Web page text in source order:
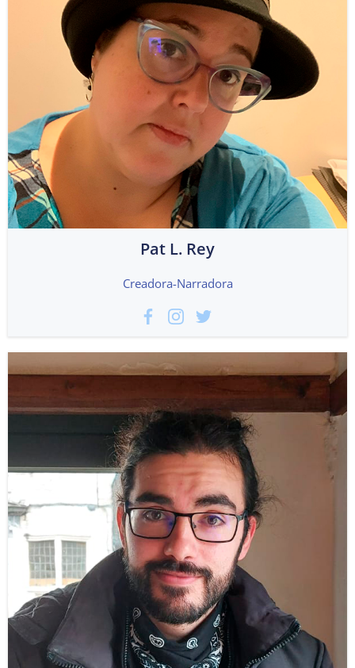
Pat L. Rey
Creadora-Narradora